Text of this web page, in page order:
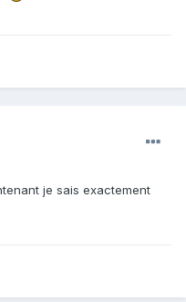
je sais exactement